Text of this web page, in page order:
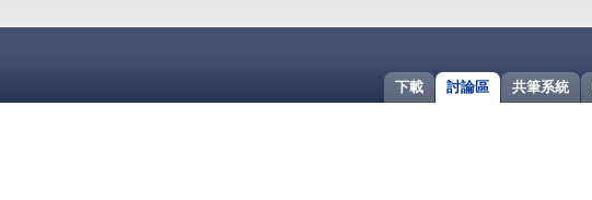
共筆系統
討論區
下載